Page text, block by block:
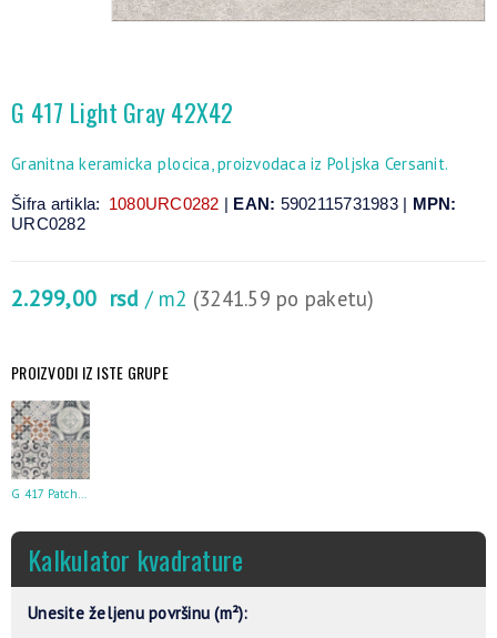
G 417 Light Gray 42X42
Granitna keramicka plocica, proizvodaca iz Poljska Cersanit.
Šifra artikla: 1080URC0282 | EAN: 5902115731983 | MPN:
URC0282
2.299,00 rsd / m2 (3241.59 po paketu)
PROIZVODI IZ ISTE GRUPE
G 417 Patchwork Two 42X42
Kalkulator kvadrature
Unesite željenu površinu (m²):